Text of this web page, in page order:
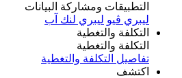
التطبيقات ومشاركة البيانات
ليبري ڤيو ليبري لنك آب
التكلفة والتغطية
التكلفة والتغطية
تفاصيل التكلفة والتغطية
اكتشف​